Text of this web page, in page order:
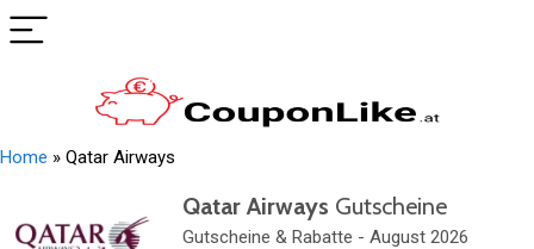
Home » Qatar Airways
Qatar Airways Gutscheine
Gutscheine & Rabatte - August 2026